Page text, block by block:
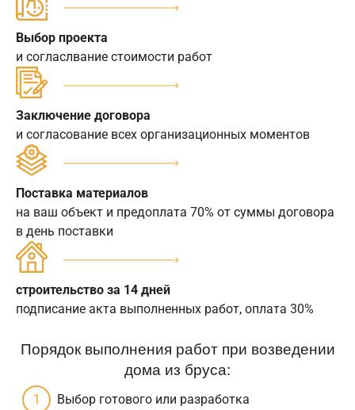
Выбор проекта
и согласлвание стоимости работ
Заключение договора
и согласование всех организационных моментов
Поставка материалов
на ваш объект и предоплата 70% от суммы договора
в день поставки
строительство за 14 дней
подписание акта выполненных работ, оплата 30%
Порядок выполнения работ при возведении
дома из бруса:
Выбор готового или разработка